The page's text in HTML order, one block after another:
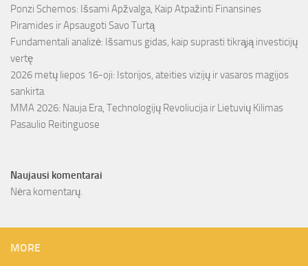
Ponzi Schemos: Išsami Apžvalga, Kaip Atpažinti Finansines
Piramides ir Apsaugoti Savo Turtą
Fundamentali analizė: Išsamus gidas, kaip suprasti tikrąją investicijų
vertę
2026 metų liepos 16-oji: Istorijos, ateities vizijų ir vasaros magijos
sankirta
MMA 2026: Nauja Era, Technologijų Revoliucija ir Lietuvių Kilimas
Pasaulio Reitinguose
Naujausi komentarai
Nėra komentarų.
MORE